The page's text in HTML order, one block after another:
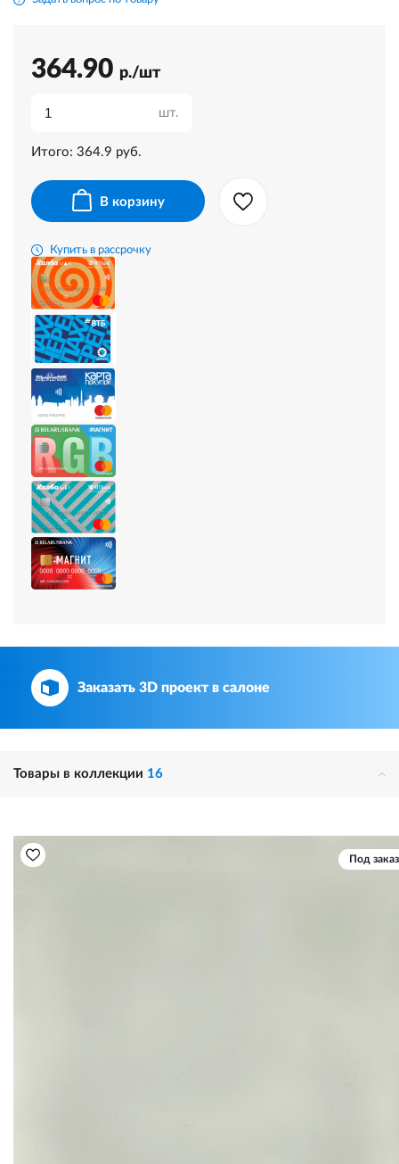
364.90 р./шт
шт.
Итого: 364.9 руб.
В корзину
Купить в рассрочку
Заказать 3D проект в салоне
Товары в коллекции 16
Под заказ